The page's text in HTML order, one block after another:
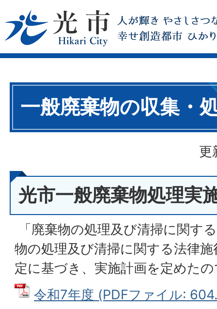
一般廃棄物の収集・
更
光市一般廃棄物処理実
「廃棄物の処理及び清掃に関す
物の処理及び清掃に関する法律
定に基づき、実施計画を定めた
令和7年度 (PDFファイル: